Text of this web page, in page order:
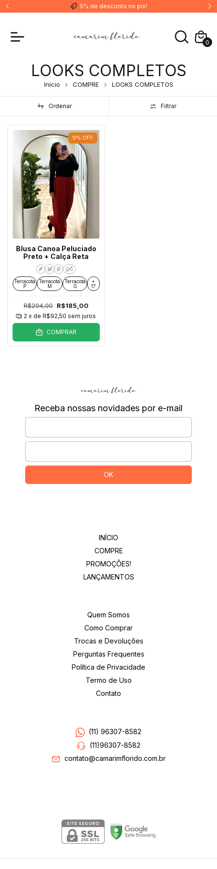
5% de desconto no pix!
0
LOOKS COMPLETOS
Início COMPRE LOOKS COMPLETOS
Ordenar Filtrar
9% OFF
Blusa Canoa Peluciado
Preto + Calça Reta
P M G GG
Terracota
P
Terracota
M
Terracota
G
+
17
R$204,00 R$185,00
2 x deR$92,50 sem juros
COMPRAR
Receba nossas novidades por e-mail
INÍCIO
COMPRE
PROMOÇÕES!
LANÇAMENTOS
Quem Somos
Como Comprar
Trocas e Devoluções
Perguntas Frequentes
Política de Privacidade
Termo de Uso
Contato
(11) 96307-8582
(11)96307-8582
contato@camarimflorido.com.br